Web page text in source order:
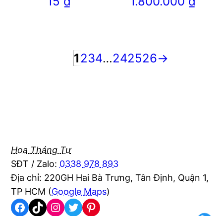
1234…242526→
Hoa Tháng Tư
SĐT / Zalo: 0338 978 893
Địa chỉ: 220GH Hai Bà Trưng, Tân Định, Quận 1,
TP HCM (Google Maps)
Facebook
TikTokInstagram
TwitterPinterest